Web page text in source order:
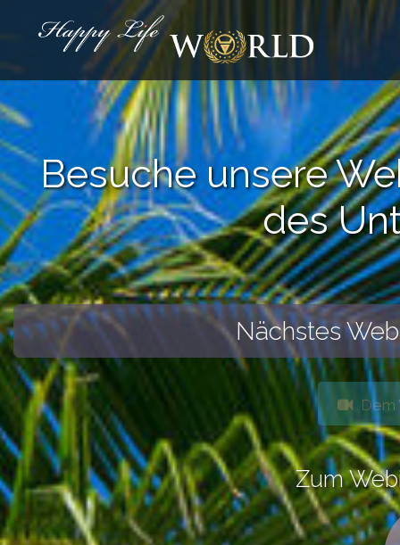
Besuche unsere
des
Nächstes
Dem
Zum